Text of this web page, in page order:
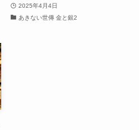
2025年4月4日
あきない世傳 金と銀2